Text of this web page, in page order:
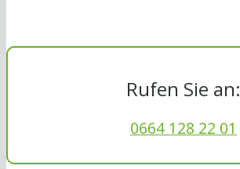
Rufen Sie an:
0664 128 22 01